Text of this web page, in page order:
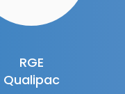
RGE
Qualipac